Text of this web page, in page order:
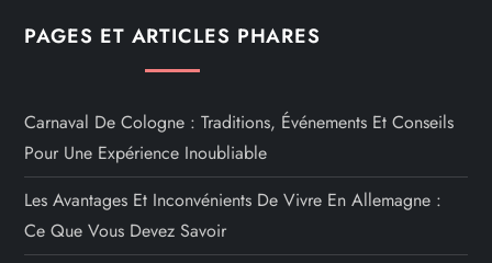
PAGES ET ARTICLES PHARES
Carnaval De Cologne : Traditions, Événements Et Conseils
Pour Une Expérience Inoubliable
Les Avantages Et Inconvénients De Vivre En Allemagne :
Ce Que Vous Devez Savoir